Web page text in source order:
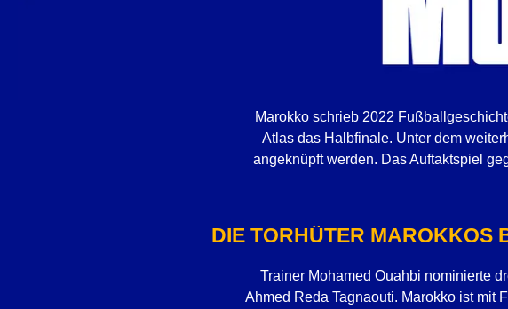
Marokko schrieb 2022
Atlas das Halbfinale. Unter dem
angeknüpft werden. Das Auftaktspiel
DIE TORHÜTER MAROKKOS
Trainer Mohamed Ouahbi nominierte
Ahmed Reda Tagnaouti. Marokko ist mit